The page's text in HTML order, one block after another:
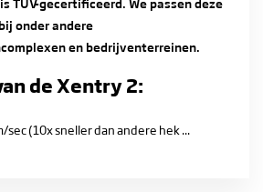
onder andere
en bedrijventerreinen.
de Xentry 2:
sec (10x sneller dan andere hek ...